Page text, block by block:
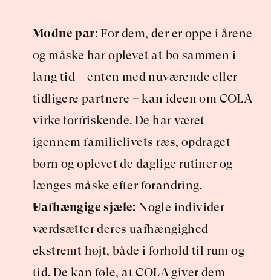
Modne par: For dem, der er oppe i årene
og måske har oplevet at bo sammen i
lang tid – enten med nuværende eller
tidligere partnere – kan ideen om COLA
virke forfriskende. De har været
igennem familielivets ræs, opdraget
børn og oplevet de daglige rutiner og
længes måske efter forandring.
Uafhængige sjæle: Nogle individer
værdsætter deres uafhængighed
ekstremt højt, både i forhold til rum og
tid. De kan føle, at COLA giver dem